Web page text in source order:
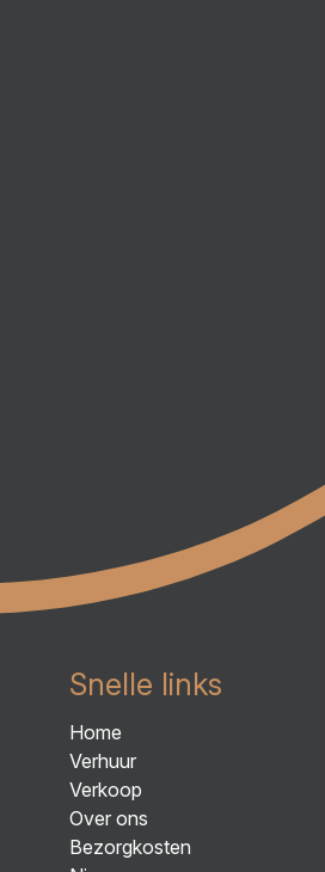
Snelle links
Home
Verhuur
Verkoop
Over ons
Bezorgkosten